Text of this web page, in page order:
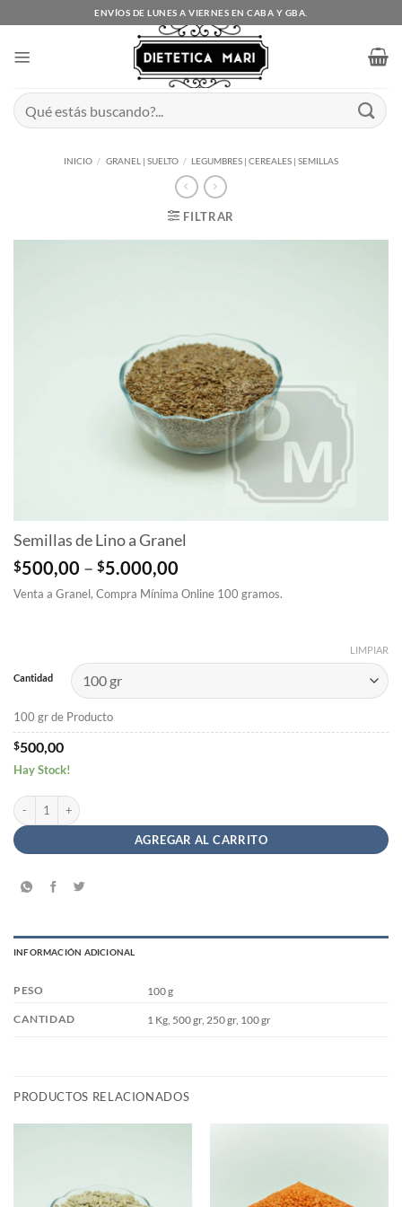
al
ENVÍOS DE LUNES A VIERNES EN CABA Y GBA.
Buscar
por:
INICIO / GRANEL | SUELTO / LEGUMBRES | CEREALES | SEMILLAS
FILTRAR
Semillas de Lino a Granel
$500,00 – $5.000,00
$500,00
Venta a Granel, Compra Mínima Online 100 gramos.
Cantidad
LIMPIAR
100 gr de Producto
$500,00
Hay Stock!
Semillas de Lino a Granel cantidad
AGREGAR AL CARRITO
INFORMACIÓN ADICIONAL
PESO 100 g
CANTIDAD 1 Kg, 500 gr, 250 gr, 100 gr
PRODUCTOS RELACIONADOS